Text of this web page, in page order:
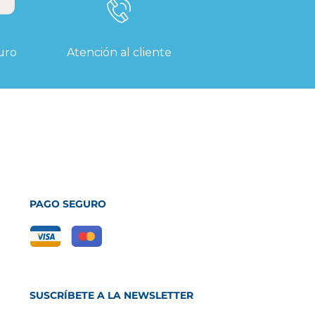
Atención al cliente
PAGO SEGURO
SUSCRÍBETE A LA NEWSLETTER